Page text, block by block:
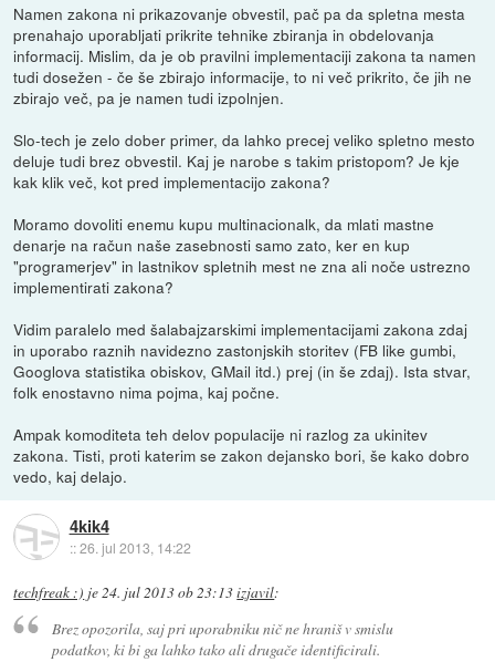
Namen zakona ni prikazovanje obvestil, pač pa da spletna mesta
prenahajo uporabljati prikrite tehnike zbiranja in obdelovanja
informacij. Mislim, da je ob pravilni implementaciji zakona ta namen
tudi dosežen - če še zbirajo informacije, to ni več prikrito, če jih ne
zbirajo več, pa je namen tudi izpolnjen.
Slo-tech je zelo dober primer, da lahko precej veliko spletno mesto
deluje tudi brez obvestil. Kaj je narobe s takim pristopom? Je kje
kak klik več, kot pred implementacijo zakona?
Moramo dovoliti enemu kupu multinacionalk, da mlati mastne
denarje na račun naše zasebnosti samo zato, ker en kup
"programerjev" in lastnikov spletnih mest ne zna ali noče ustrezno
implementirati zakona?
Vidim paralelo med šalabajzarskimi implementacijami zakona zdaj
in uporabo raznih navidezno zastonjskih storitev (FB like gumbi,
Googlova statistika obiskov, GMail itd.) prej (in še zdaj). Ista stvar,
folk enostavno nima pojma, kaj počne.
Ampak komoditeta teh delov populacije ni razlog za ukinitev
zakona. Tisti, proti katerim se zakon dejansko bori, še kako dobro
vedo, kaj delajo.
4kik4
::26. jul 2013, 14:22
techfreak :) je24. jul 2013 ob 23:13izjavil:
Brez opozorila, saj pri uporabniku nič ne hraniš v smislu
podatkov, ki bi ga lahko tako ali drugače identificirali.